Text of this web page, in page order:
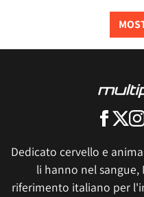
Dedicato cervello e
li hanno nel
riferimento italiano per